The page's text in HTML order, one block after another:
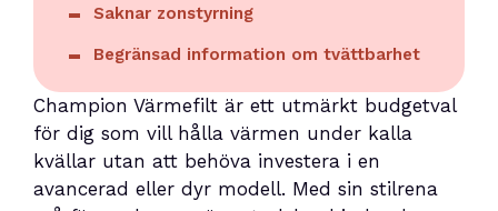
Saknar zonstyrning
Begränsad information om tvättbarhet
Champion Värmefilt är ett utmärkt budgetval
för dig som vill hålla värmen under kalla
kvällar utan att behöva investera i en
avancerad eller dyr modell. Med sin stilrena